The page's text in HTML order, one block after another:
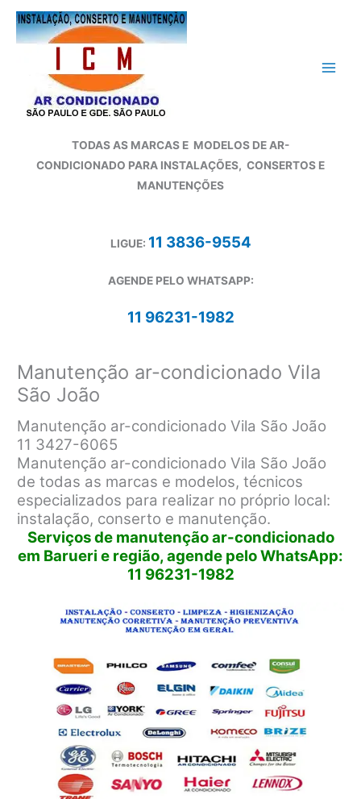
para
TODAS AS MARCAS E MODELOS DE AR-
CONDICIONADO PARA INSTALAÇÕES, CONSERTOS E
MANUTENÇÕES
LIGUE: 11 3836-9554
AGENDE PELO WHATSAPP:
11 96231-1982
Manutenção ar-condicionado Vila
São João
Manutenção ar-condicionado Vila São João
11 3427-6065
Manutenção ar-condicionado Vila São João
de todas as marcas e modelos, técnicos
especializados para realizar no próprio local:
instalação, conserto e manutenção.
Serviços de manutenção ar-condicionado
em Barueri e região, agende pelo WhatsApp:
11 96231-1982